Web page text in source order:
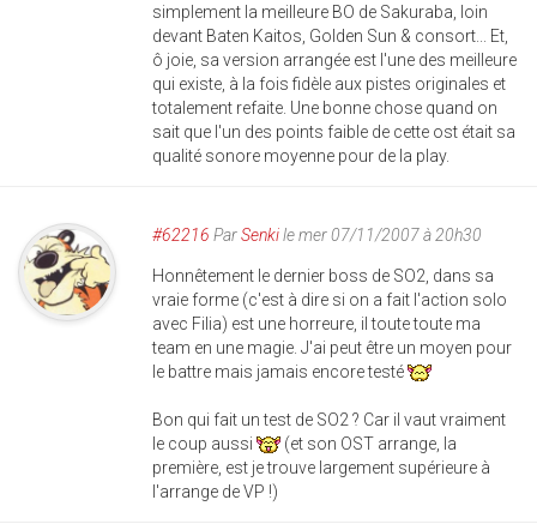
simplement la meilleure BO de Sakuraba, loin
devant Baten Kaitos, Golden Sun & consort... Et,
ô joie, sa version arrangée est l'une des meilleure
qui existe, à la fois fidèle aux pistes originales et
totalement refaite. Une bonne chose quand on
sait que l'un des points faible de cette ost était sa
qualité sonore moyenne pour de la play.
#62216 ParSenkile mer 07/11/2007 à 20h30
Honnêtement le dernier boss de SO2, dans sa
vraie forme (c'est à dire si on a fait l'action solo
avec Filia) est une horreure, il toute toute ma
team en une magie. J'ai peut être un moyen pour
le battre mais jamais encore testé
Bon qui fait un test de SO2 ? Car il vaut vraiment
le coup aussi
(et son OST arrange, la
première, est je trouve largement supérieure à
l'arrange de VP !)